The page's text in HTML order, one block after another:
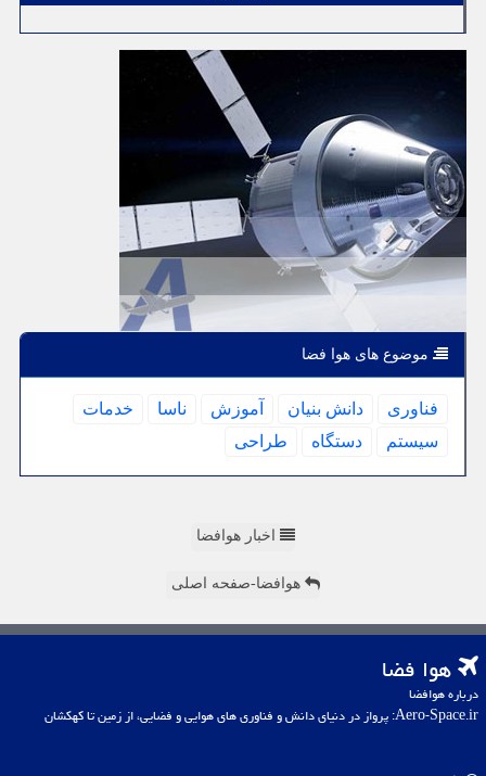
موضوع های هوا فضا
فناوری دانش بنیان آموزش ناسا
خدمات
سیستم
دستگاه طراحی
اخبار هوافضا
هوافضا-صفحه اصلی
هوا فضا
درباره هوافضا
Aero-Space.ir: پرواز در دنیای دانش و فناوری های هوایی و فضایی، از زمین تا کهکشان